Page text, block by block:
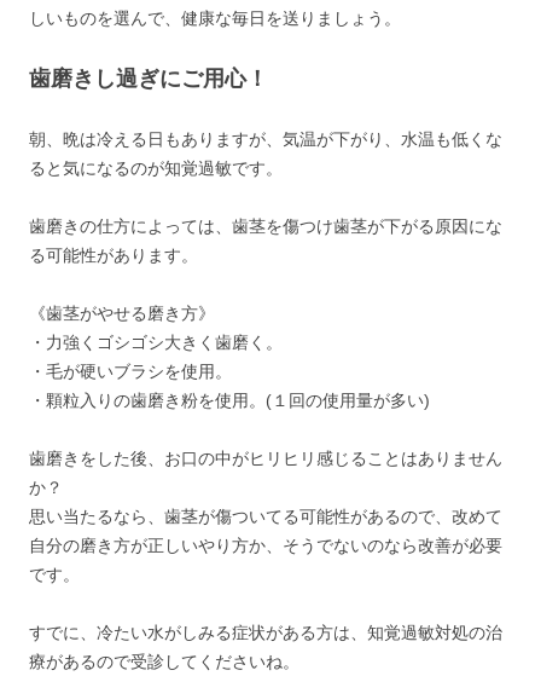
しいものを選んで、健康な毎日を送りましょう。
歯磨きし過ぎにご用心！
朝、晩は冷える日もありますが、気温が下がり、水温も低くな
ると気になるのが知覚過敏です。
歯磨きの仕方によっては、歯茎を傷つけ歯茎が下がる原因にな
る可能性があります。
《歯茎がやせる磨き方》
・力強くゴシゴシ大きく歯磨く。
・毛が硬いブラシを使用。
・顆粒入りの歯磨き粉を使用。(１回の使用量が多い)
歯磨きをした後、お口の中がヒリヒリ感じることはありません
か？
思い当たるなら、歯茎が傷ついてる可能性があるので、改めて
自分の磨き方が正しいやり方か、そうでないのなら改善が必要
です。
すでに、冷たい水がしみる症状がある方は、知覚過敏対処の治
療があるので受診してくださいね。